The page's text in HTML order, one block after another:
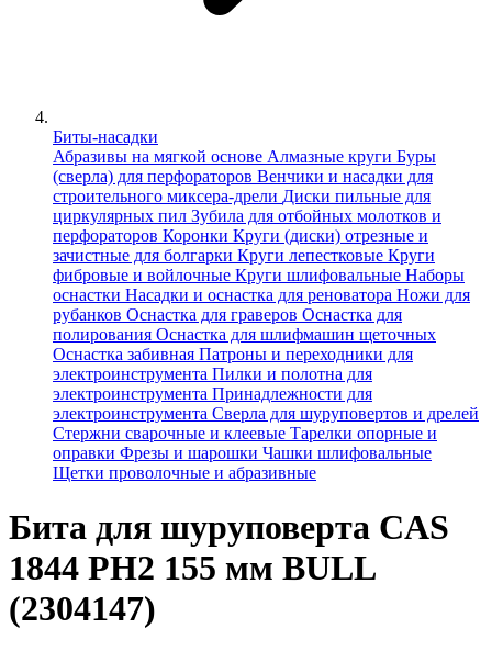
Биты-насадки
Абразивы на мягкой основе Алмазные круги Буры
(сверла) для перфораторов Венчики и насадки для
строительного миксера-дрели Диски пильные для
циркулярных пил Зубила для отбойных молотков и
перфораторов Коронки Круги (диски) отрезные и
зачистные для болгарки Круги лепестковые Круги
фибровые и войлочные Круги шлифовальные Наборы
оснастки Насадки и оснастка для реноватора Ножи для
рубанков Оснастка для граверов Оснастка для
полирования Оснастка для шлифмашин щеточных
Оснастка забивная Патроны и переходники для
электроинструмента Пилки и полотна для
электроинструмента Принадлежности для
электроинструмента Сверла для шуруповертов и дрелей
Стержни сварочные и клеевые Тарелки опорные и
оправки Фрезы и шарошки Чашки шлифовальные
Щетки проволочные и абразивные
Бита для шуруповерта CAS
1844 PH2 155 мм BULL
(2304147)